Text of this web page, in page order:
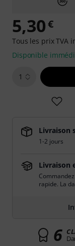
5,30€
Tous les prix TVA
Disponible
1
Livraison
1-2 jours
Livraison
rapide. La
6